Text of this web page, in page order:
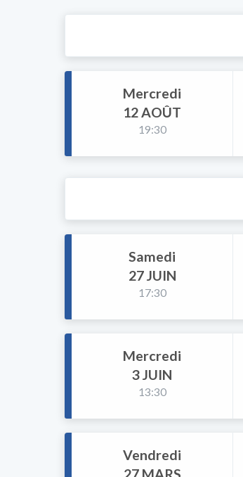
Mercredi
12 AOÛT
19:30
Samedi
27 JUIN
17:30
Mercredi
3 JUIN
13:30
Vendredi
27 MARS